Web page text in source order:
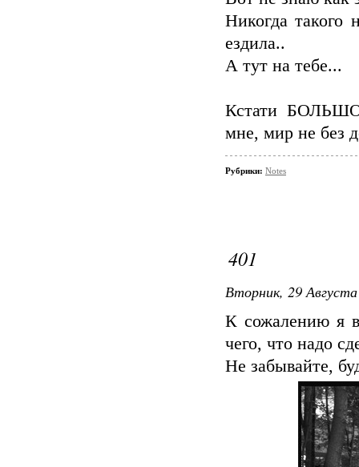
Никогда
ездила..
А тут на тебе...
Кстати
мне, мир не без
Рубрики: Notes
401
Вторник, 29
К сожалению я
чего, что надо
Не забывайте,